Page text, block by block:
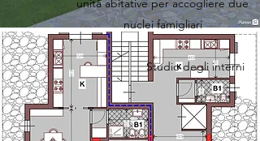
unità abitative per accogliere due
nuclei famigliari
Studio degli interni